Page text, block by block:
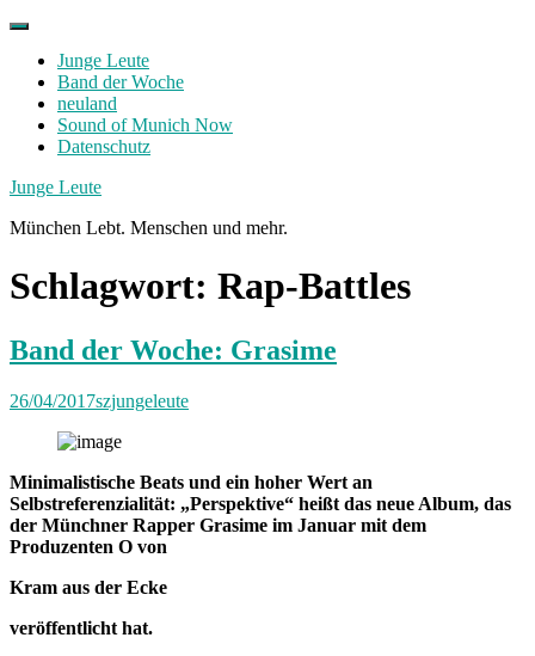
Skip
contentJunge Leute
Band der Woche
neuland
Sound of Munich Now
Datenschutz
Facebook
Twitter
Instagram
Junge Leute
München Lebt. Menschen und mehr.
Schlagwort: Rap-Battles
Band der Woche: Grasime
26/04/2017szjungeleute
Minimalistische Beats und ein hoher Wert an
Selbstreferenzialität: „Perspektive“ heißt das neue Album, das
der Münchner Rapper Grasime im Januar mit dem
Produzenten O von
Kram aus der Ecke
veröffentlicht hat.